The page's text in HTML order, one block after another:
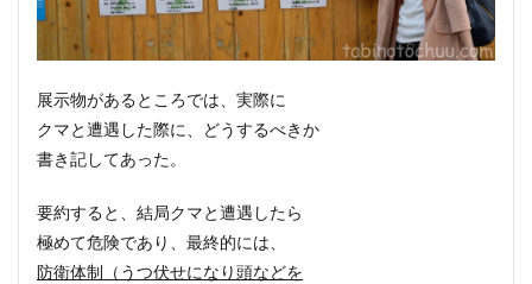
展示物があるところでは、実際に
クマと遭遇した際に、どうするべきか
書き記してあった。
要約すると、結局クマと遭遇したら
極めて危険であり、最終的には、
防衛体制（うつ伏せになり頭などを